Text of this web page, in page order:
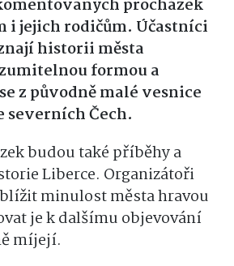
procházek
i jejich rodičům. Účastníci
historii města
formou a
z původně malé vesnice
severních Čech.
budou také příběhy a
Liberce. Organizátoři
minulost města hravou
je k dalšímu objevování
míjejí.